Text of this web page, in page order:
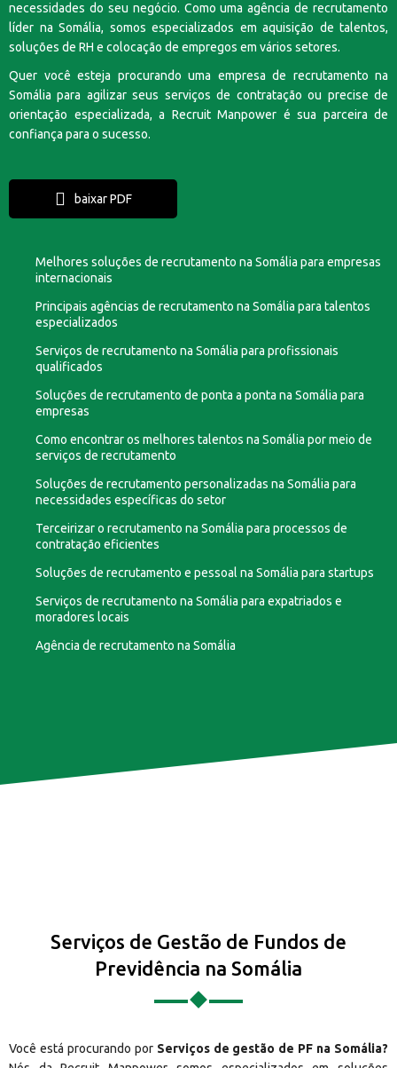
necessidades do seu negócio. Como uma agência de recrutamento
líder na Somália, somos especializados em aquisição de talentos,
soluções de RH e colocação de empregos em vários setores.
Quer você esteja procurando uma empresa de recrutamento na
Somália para agilizar seus serviços de contratação ou precise de
orientação especializada, a Recruit Manpower é sua parceira de
confiança para o sucesso.
baixar PDF
Melhores soluções de recrutamento na Somália para empresas
internacionais
Principais agências de recrutamento na Somália para talentos
especializados
Serviços de recrutamento na Somália para profissionais
qualificados
Soluções de recrutamento de ponta a ponta na Somália para
empresas
Como encontrar os melhores talentos na Somália por meio de
serviços de recrutamento
Soluções de recrutamento personalizadas na Somália para
necessidades específicas do setor
Terceirizar o recrutamento na Somália para processos de
contratação eficientes
Soluções de recrutamento e pessoal na Somália para startups
Serviços de recrutamento na Somália para expatriados e
moradores locais
Agência de recrutamento na Somália
Serviços de Gestão de Fundos de
Previdência na Somália
Você está procurando por Serviços de gestão de PF na Somália?